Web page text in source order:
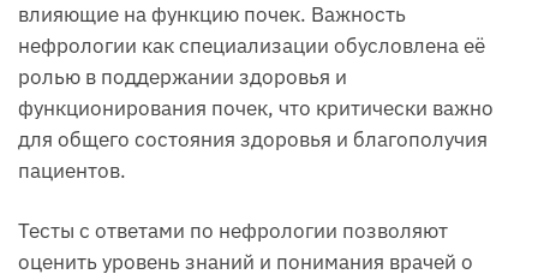
влияющие на функцию почек. Важность
нефрологии как специализации обусловлена её
ролью в поддержании здоровья и
функционирования почек, что критически важно
для общего состояния здоровья и благополучия
пациентов.
Тесты с ответами по нефрологии позволяют
оценить уровень знаний и понимания врачей о